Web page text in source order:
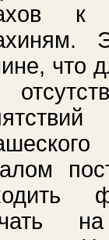
к
что